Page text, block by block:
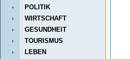
POLITIK
WIRTSCHAFT
GESUNDHEIT
TOURISMUS
LEBEN